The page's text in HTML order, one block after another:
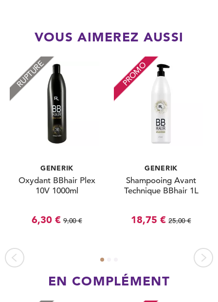
VOUS AIMEREZ AUSSI
RUPTURE
GENERIK
Oxydant BBhair Plex
10V 1000ml
6,30 € 9,00 €
PROMO
GENERIK
Shampooing Avant
Technique BBhair 1L
18,75 € 25,00 €
EN COMPLÉMENT